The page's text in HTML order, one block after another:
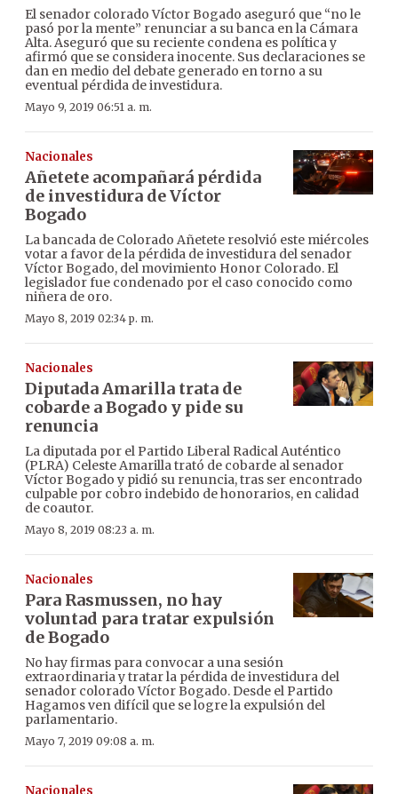
El senador colorado Víctor Bogado aseguró que “no le
pasó por la mente” renunciar a su banca en la Cámara
Alta. Aseguró que su reciente condena es política y
afirmó que se considera inocente. Sus declaraciones se
dan en medio del debate generado en torno a su
eventual pérdida de investidura.
Mayo 9, 2019 06:51 a. m.
Nacionales
Añetete acompañará pérdida
de investidura de Víctor
Bogado
La bancada de Colorado Añetete resolvió este miércoles
votar a favor de la pérdida de investidura del senador
Víctor Bogado, del movimiento Honor Colorado. El
legislador fue condenado por el caso conocido como
niñera de oro.
Mayo 8, 2019 02:34 p. m.
Nacionales
Diputada Amarilla trata de
cobarde a Bogado y pide su
renuncia
La diputada por el Partido Liberal Radical Auténtico
(PLRA) Celeste Amarilla trató de cobarde al senador
Víctor Bogado y pidió su renuncia, tras ser encontrado
culpable por cobro indebido de honorarios, en calidad
de coautor.
Mayo 8, 2019 08:23 a. m.
Nacionales
Para Rasmussen, no hay
voluntad para tratar expulsión
de Bogado
No hay firmas para convocar a una sesión
extraordinaria y tratar la pérdida de investidura del
senador colorado Víctor Bogado. Desde el Partido
Hagamos ven difícil que se logre la expulsión del
parlamentario.
Mayo 7, 2019 09:08 a. m.
Nacionales